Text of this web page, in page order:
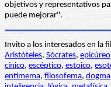
objetivos y representativos
puede mejorar".
Invito a los interesados en la
Aristóteles, Sócrates, epicúreo
cínico, escéptico, estoico,
entimema, filosofema, dogma